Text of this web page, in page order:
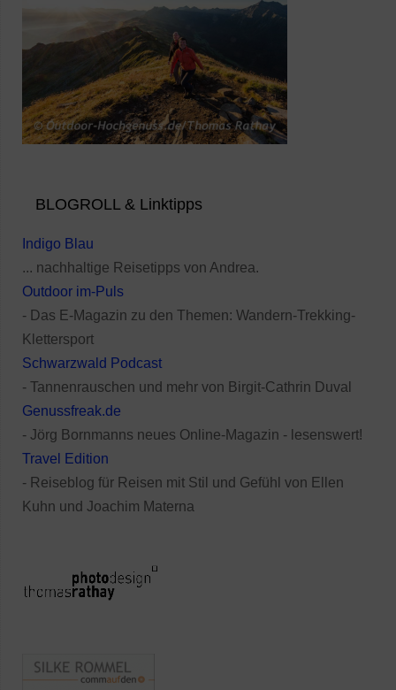
BLOGROLL & Linktipps
Indigo Blau
... nachhaltige Reisetipps von Andrea.
Outdoor im-Puls
- Das E-Magazin zu den Themen: Wandern-Trekking-
Klettersport
Schwarzwald Podcast
- Tannenrauschen und mehr von Birgit-Cathrin Duval
Genussfreak.de
- Jörg Bornmanns neues Online-Magazin - lesenswert!
Travel Edition
- Reiseblog für Reisen mit Stil und Gefühl von Ellen
Kuhn und Joachim Materna